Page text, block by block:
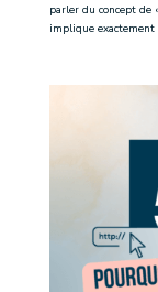
parler du concept de
implique exactement